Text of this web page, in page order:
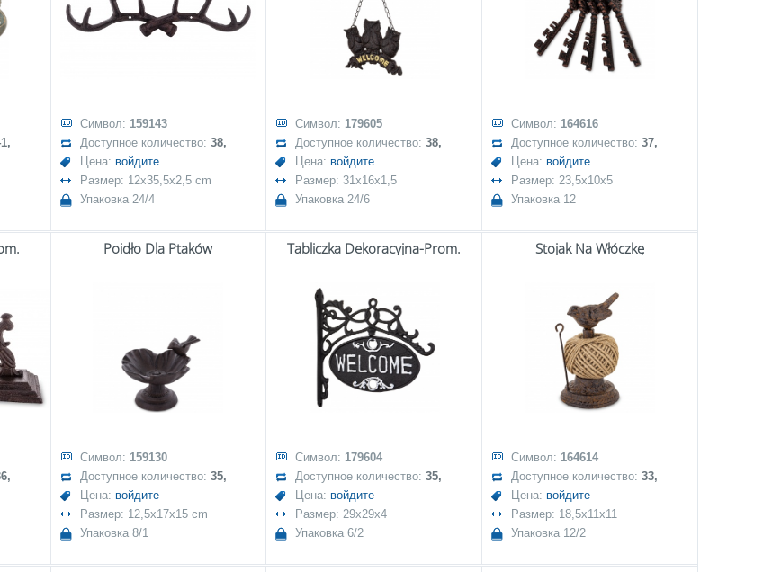
Символ: 159143
Доступное количество: 38,
Цена: войдите
Размер: 12x35,5x2,5 cm
Упаковка 24/4
Символ: 179605
Доступное количество: 38,
Цена: войдите
Размер: 31x16x1,5
Упаковка 24/6
Символ: 164616
Доступное количество: 37,
Цена: войдите
Размер: 23,5x10x5
Упаковка 12
Poidło Dla Ptaków
Символ: 159130
Доступное количество: 35,
Цена: войдите
Размер: 12,5x17x15 cm
Упаковка 8/1
Tabliczka Dekoracyjna-Prom.
Символ: 179604
Доступное количество: 35,
Цена: войдите
Размер: 29x29x4
Упаковка 6/2
Stojak Na Włóczkę
Символ: 164614
Доступное количество: 33,
Цена: войдите
Размер: 18,5x11x11
Упаковка 12/2